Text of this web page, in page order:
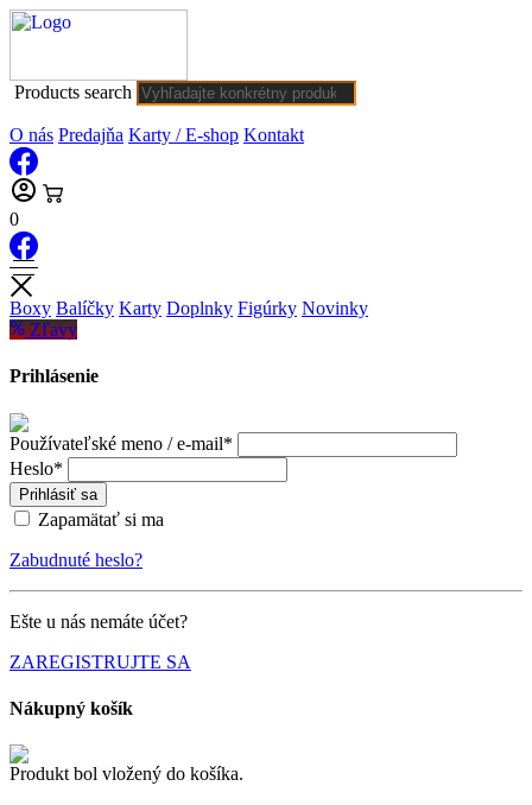
Products search
O nás Predajňa Karty / E-shop Kontakt
0
Boxy Balíčky Karty Doplnky Figúrky Novinky
Zľavy
Prihlásenie
Používateľské meno / e-mail*
Heslo*
Prihlásiť sa
Zapamätať si ma
Zabudnuté heslo?
Ešte u nás nemáte účet?
ZAREGISTRUJTE SA
Nákupný košík
Produkt bol vložený do košíka.